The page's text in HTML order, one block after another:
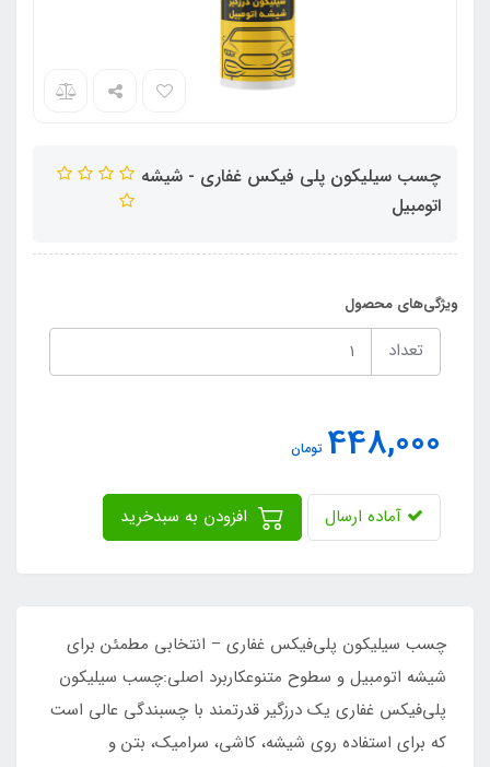
چسب سیلیکون پلی فیکس غفاری - شیشه
اتومبیل
ویژگی‌های محصول
تعداد
448,000 تومان
آماده ارسال
​​​​چسب سیلیکون پلی‌فیکس غفاری – انتخابی مطمئن برای
شیشه اتومبیل و سطوح متنوعکاربرد اصلی:چسب سیلیکون
پلی‌فیکس غفاری یک درزگیر قدرتمند با چسبندگی عالی است
که برای استفاده روی شیشه، کاشی، سرامیک، بتن و